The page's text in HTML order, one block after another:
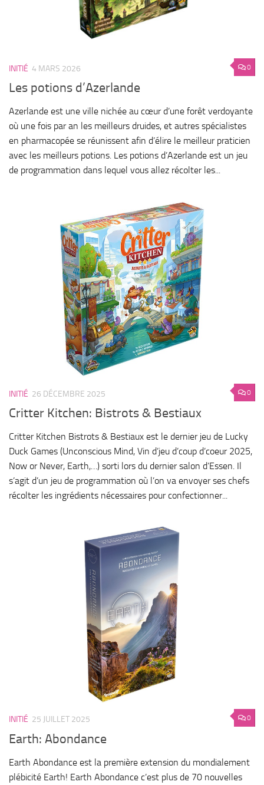
0
INITIÉ 4 MARS 2026
Les potions d’Azerlande
Azerlande est une ville nichée au cœur d’une forêt verdoyante
où une fois par an les meilleurs druides, et autres spécialistes
en pharmacopée se réunissent afin d’élire le meilleur praticien
avec les meilleurs potions. Les potions d’Azerlande est un jeu
de programmation dans lequel vous allez récolter les...
0
INITIÉ 26 DÉCEMBRE 2025
Critter Kitchen: Bistrots & Bestiaux
Critter Kitchen Bistrots & Bestiaux est le dernier jeu de Lucky
Duck Games (Unconscious Mind, Vin d’jeu d’coup d’coeur 2025,
Now or Never, Earth,…) sorti lors du dernier salon d’Essen. Il
s’agit d’un jeu de programmation où l’on va envoyer ses chefs
récolter les ingrédients nécessaires pour confectionner...
0
INITIÉ 25 JUILLET 2025
Earth: Abondance
Earth Abondance est la première extension du mondialement
plébicité Earth! Earth Abondance c’est plus de 70 nouvelles